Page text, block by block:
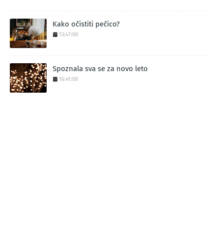
Kako očistiti pečico?
13:47:00
Spoznala sva se za novo leto
16:41:00